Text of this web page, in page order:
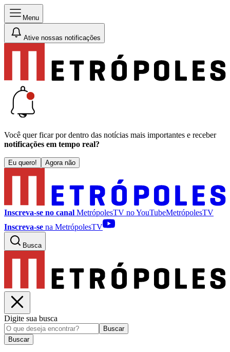
Menu
Ative nossas notificações
Você quer ficar por dentro das notícias mais importantes e receber
notificações em tempo real?
Eu quero! Agora não
Inscreva-se no canal MetrópolesTV noYouTubeMetrópolesTV
Inscreva-se na MetrópolesTV
Busca
Digite sua busca
Buscar
Buscar